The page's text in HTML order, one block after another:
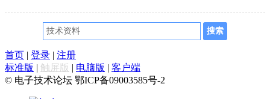
首页 | 登录 | 注册
标准版 | 触屏版 | 电脑版 | 客户端
© 电子技术论坛 鄂ICP备09003585号-2